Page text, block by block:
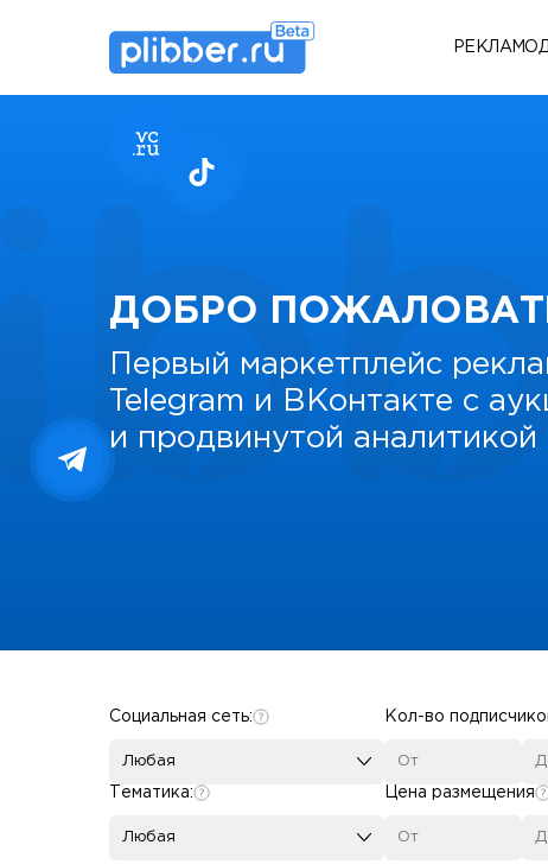
ДОБРО
Первый маркетплейс
Telegram и ВКонтакте с
и продвинутой аналитикой
Тематика:
Любая
Социальная сеть:
Любая
Кол-во
Цена размещения